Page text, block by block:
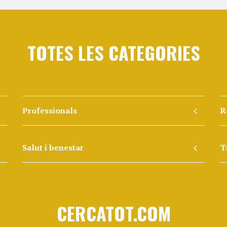
TOTES LES CATEGORIES
Professionals
Salut i benestar
CERCATOT.COM